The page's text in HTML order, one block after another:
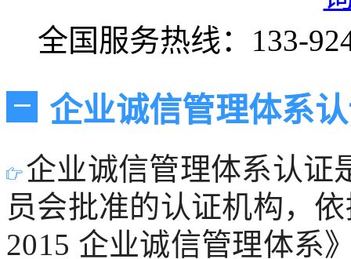
全国服务热线： 133-
一 企业诚信管理体系
企业诚信管理体系认证
员会批准的认证机构，
2015 企业诚信管理体系